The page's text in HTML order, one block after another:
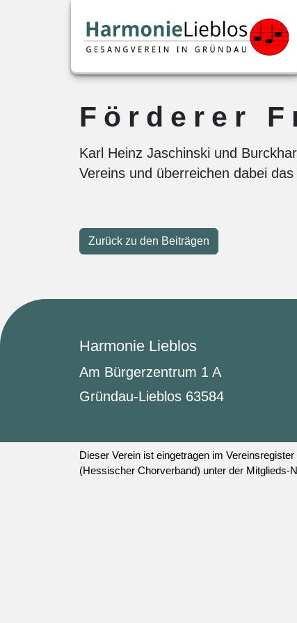
Förderer
Karl Heinz Jaschinski und
Vereins und überreichen dabei
Zurück zu den Beiträgen
Harmonie Lieblos
Am Bürgerzentrum 1 A
Gründau-Lieblos 63584
Dieser Verein ist eingetragen im
(Hessischer Chorverband) unter der Mitglieds-